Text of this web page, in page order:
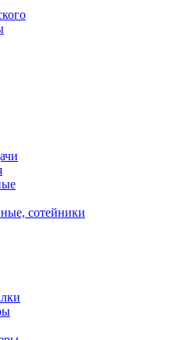
сотейники